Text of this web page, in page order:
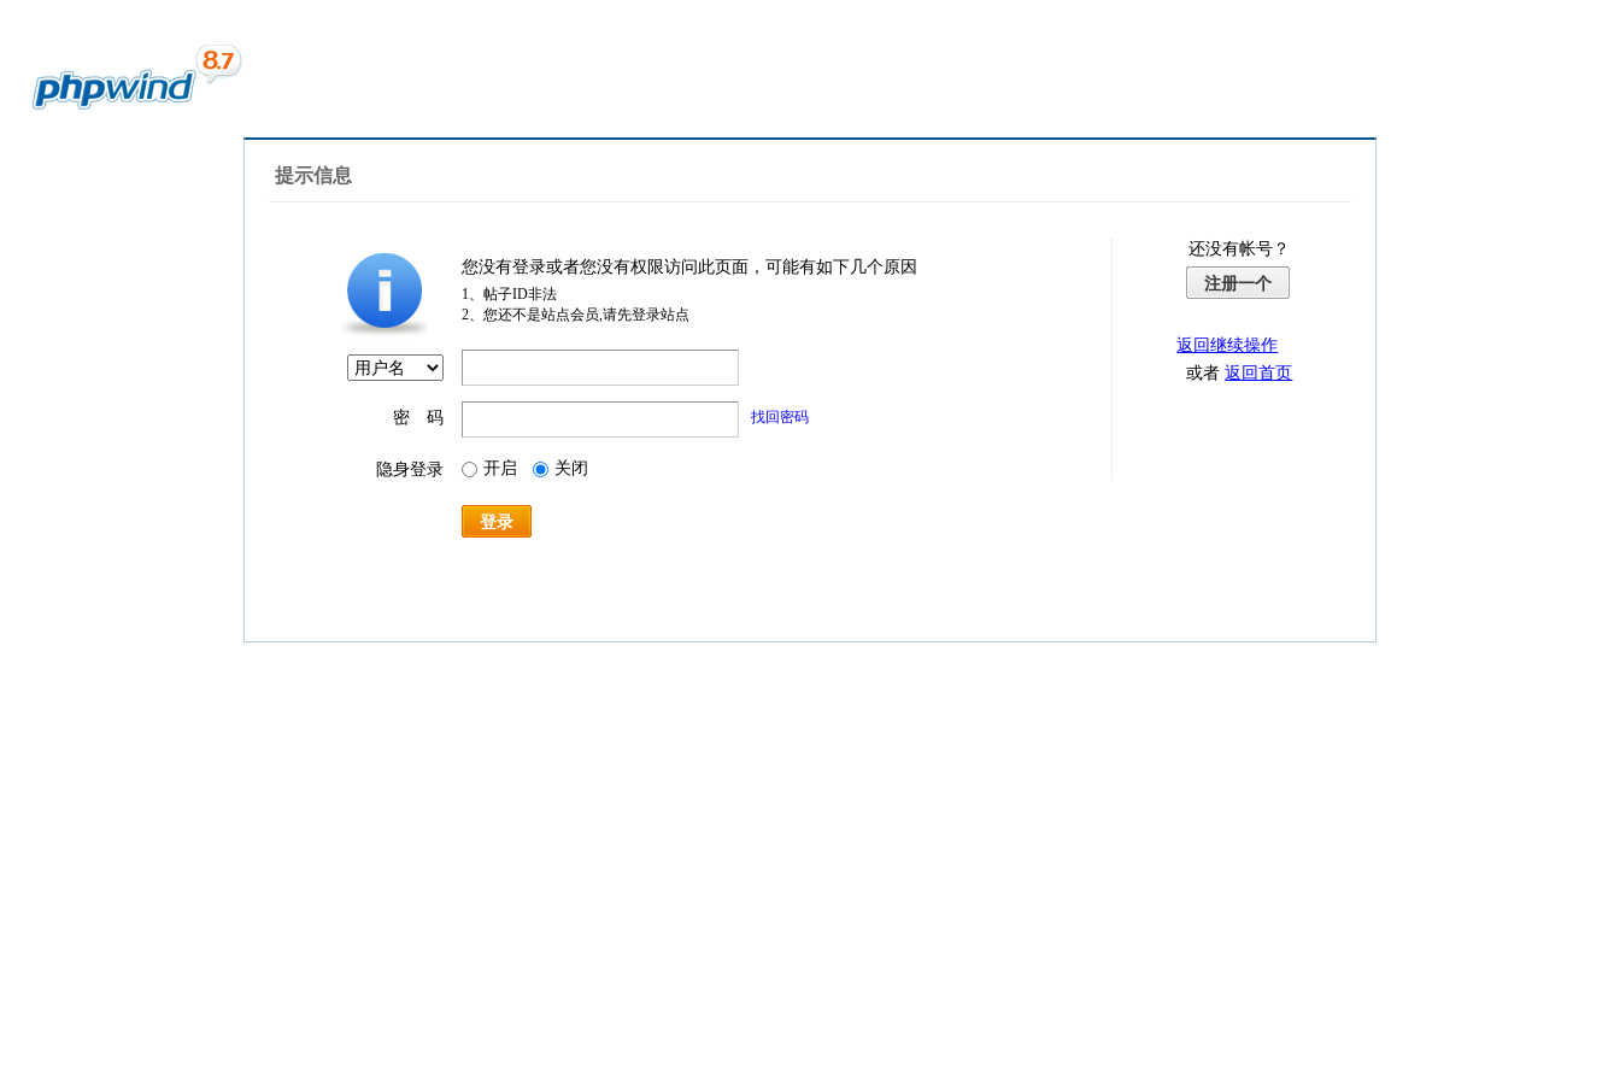
提示信息
您没有登录或者您没有权限访问此页面，可能有如下几个原因
1、帖子ID非法
2、您还不是站点会员,请先登录站点
密 码 找回密码
隐身登录 开启 关闭
登录
还没有帐号？
注册一个
返回继续操作
或者返回首页